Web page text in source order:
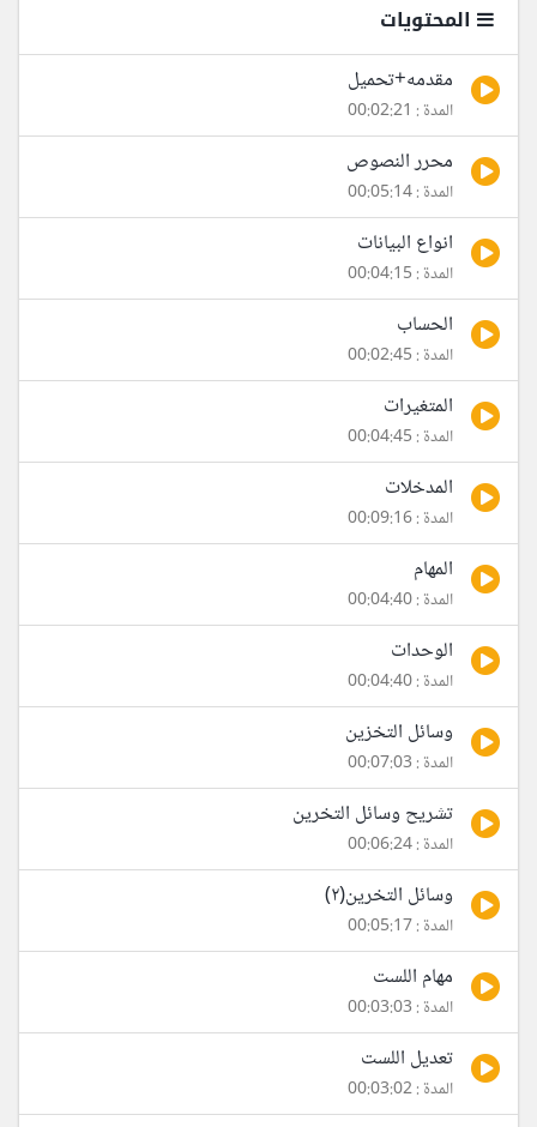
المحتويات
مقدمه+تحميل
المدة : 00:02:21
محرر النصوص
المدة : 00:05:14
انواع البيانات
المدة : 00:04:15
الحساب
المدة : 00:02:45
المتغيرات
المدة : 00:04:45
المدخلات
المدة : 00:09:16
المهام
المدة : 00:04:40
الوحدات
المدة : 00:04:40
وسائل التخزين
المدة : 00:07:03
تشريح وسائل التخرين
المدة : 00:06:24
وسائل التخرين(٢)
المدة : 00:05:17
مهام اللست
المدة : 00:03:03
تعديل اللست
المدة : 00:03:02